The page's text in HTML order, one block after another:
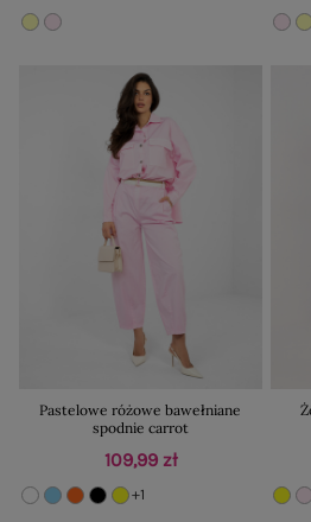
Pastelowe różowe bawełniane
spodnie carrot
109,99 zł
+1